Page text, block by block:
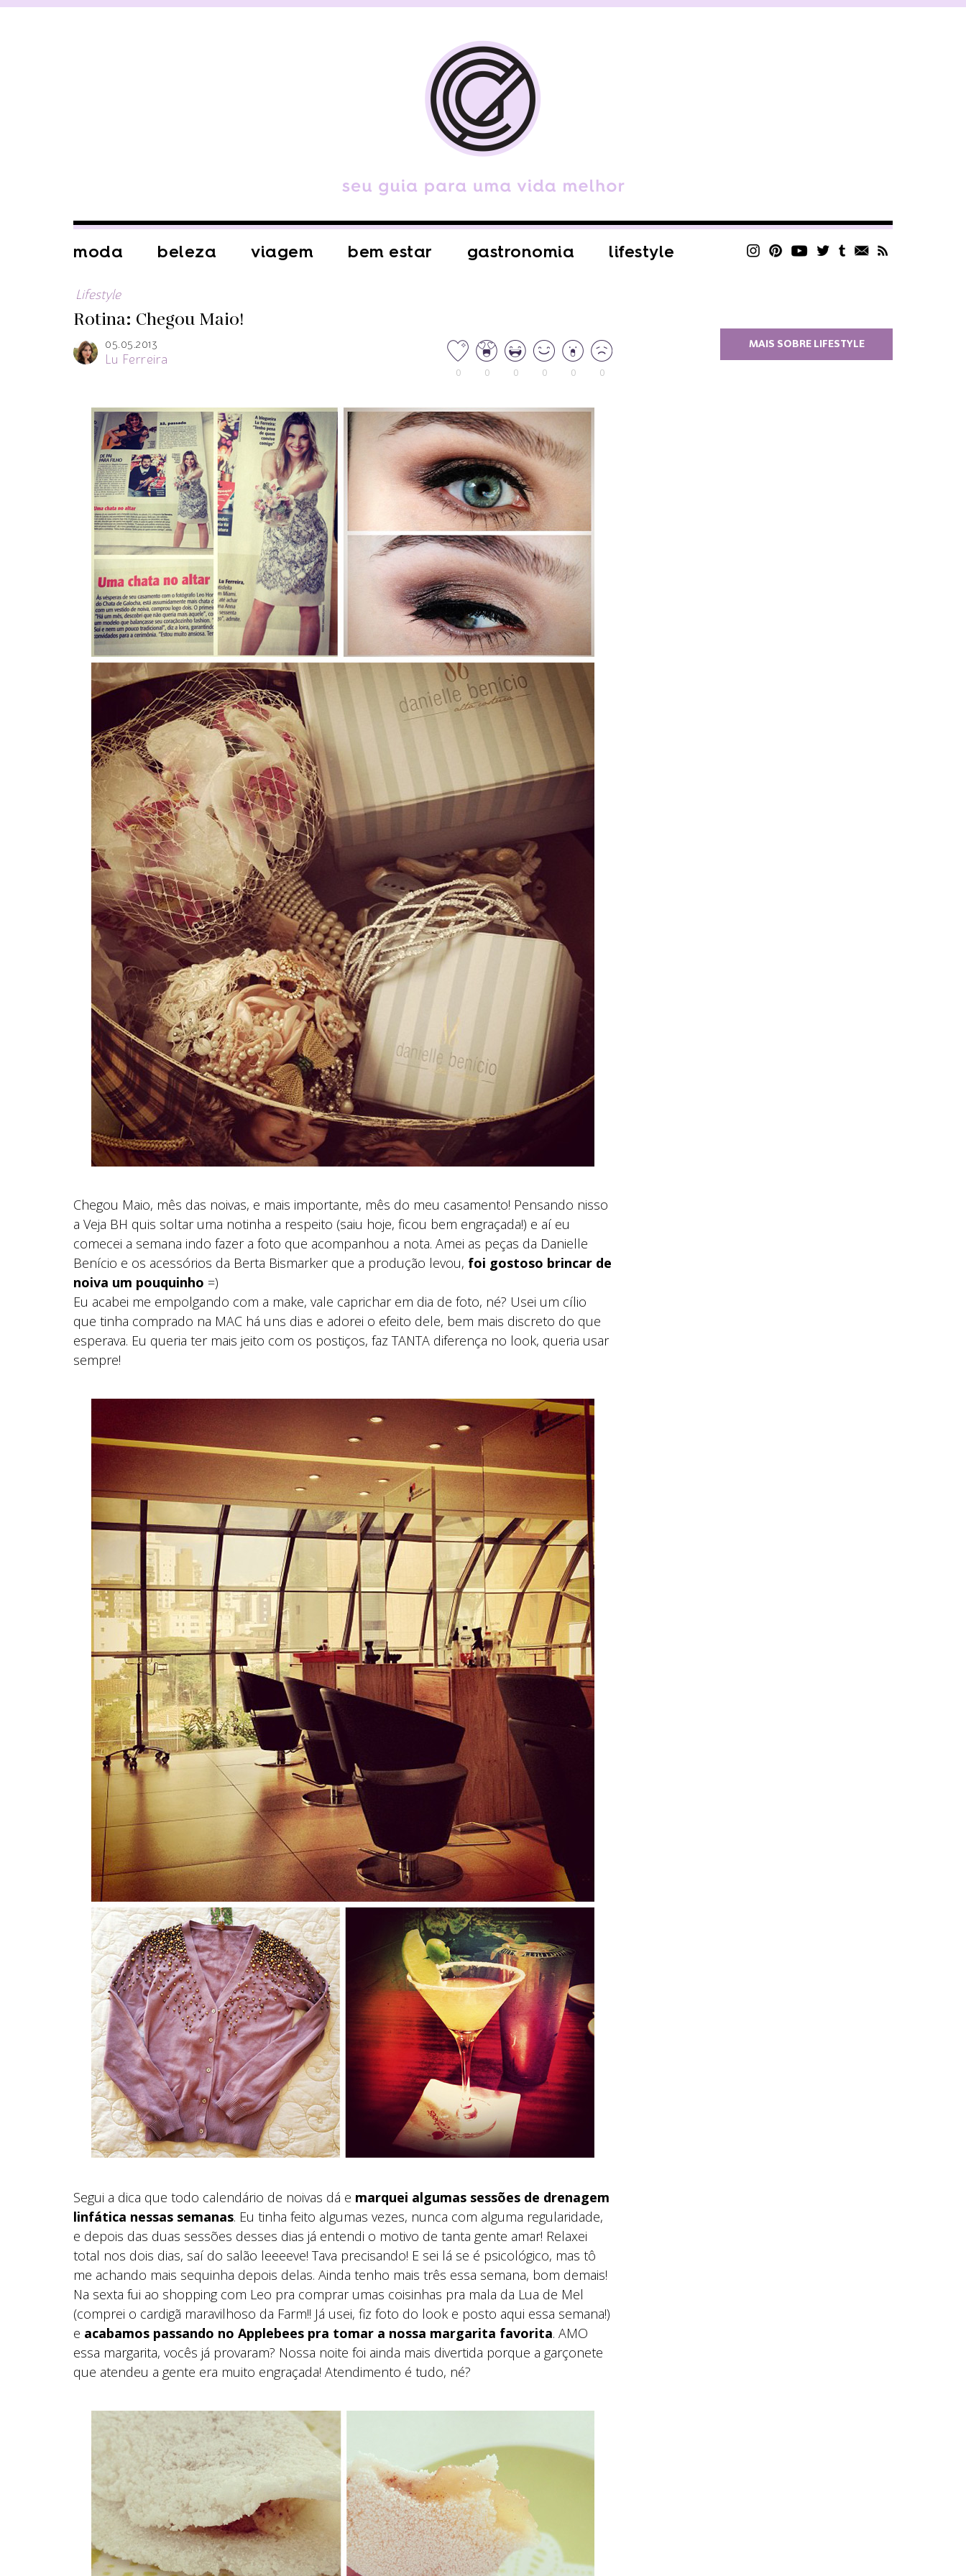
moda beleza viagem bem estar gastronomia lifestyle
Lifestyle
Rotina: Chegou Maio!
05.05.2013
Lu Ferreira
0 0 0 0 0 0
Chegou Maio, mês das noivas, e mais importante, mês do meu casamento! Pensando nisso
a Veja BH quis soltar uma notinha a respeito (saiu hoje, ficou bem engraçada!) e aí eu
comecei a semana indo fazer a foto que acompanhou a nota. Amei as peças da Danielle
Benício e os acessórios da Berta Bismarker que a produção levou, foi gostoso brincar de
noiva um pouquinho =)
Eu acabei me empolgando com a make, vale caprichar em dia de foto, né? Usei um cílio
que tinha comprado na MAC há uns dias e adorei o efeito dele, bem mais discreto do que
esperava. Eu queria ter mais jeito com os postiços, faz TANTA diferença no look, queria usar
sempre!
Segui a dica que todo calendário de noivas dá e marquei algumas sessões de drenagem
linfática nessas semanas. Eu tinha feito algumas vezes, nunca com alguma regularidade,
e depois das duas sessões desses dias já entendi o motivo de tanta gente amar! Relaxei
total nos dois dias, saí do salão leeeeve! Tava precisando! E sei lá se é psicológico, mas tô
me achando mais sequinha depois delas. Ainda tenho mais três essa semana, bom demais!
Na sexta fui ao shopping com Leo pra comprar umas coisinhas pra mala da Lua de Mel
(comprei o cardigã maravilhoso da Farm!! Já usei, fiz foto do look e posto aqui essa semana!)
e acabamos passando no Applebees pra tomar a nossa margarita favorita. AMO
essa margarita, vocês já provaram? Nossa noite foi ainda mais divertida porque a garçonete
que atendeu a gente era muito engraçada! Atendimento é tudo, né?
MAIS SOBRE LIFESTYLE